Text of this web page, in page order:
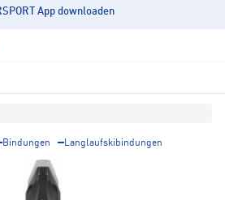
App downloaden
Bindungen Langlaufskibindungen